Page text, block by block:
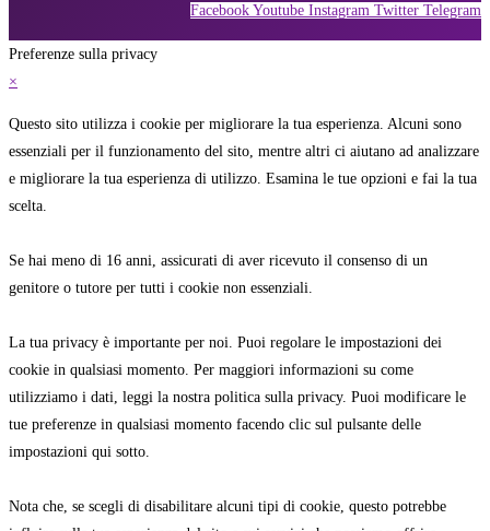
Facebook Youtube Instagram Twitter Telegram
Preferenze sulla privacy
×
Questo sito utilizza i cookie per migliorare la tua esperienza. Alcuni sono
essenziali per il funzionamento del sito, mentre altri ci aiutano ad analizzare
e migliorare la tua esperienza di utilizzo. Esamina le tue opzioni e fai la tua
scelta.
Se hai meno di 16 anni, assicurati di aver ricevuto il consenso di un
genitore o tutore per tutti i cookie non essenziali.
La tua privacy è importante per noi. Puoi regolare le impostazioni dei
cookie in qualsiasi momento. Per maggiori informazioni su come
utilizziamo i dati, leggi la nostra politica sulla privacy. Puoi modificare le
tue preferenze in qualsiasi momento facendo clic sul pulsante delle
impostazioni qui sotto.
Nota che, se scegli di disabilitare alcuni tipi di cookie, questo potrebbe